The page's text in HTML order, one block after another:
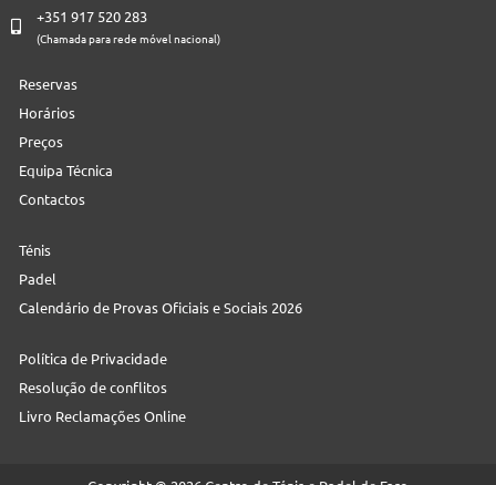
+351 917 520 283
(Chamada para rede móvel nacional)
Reservas
Horários
Preços
Equipa Técnica
Contactos
Ténis
Padel
Calendário de Provas Oficiais e Sociais 2026
Política de Privacidade
Resolução de conflitos
Livro Reclamações Online